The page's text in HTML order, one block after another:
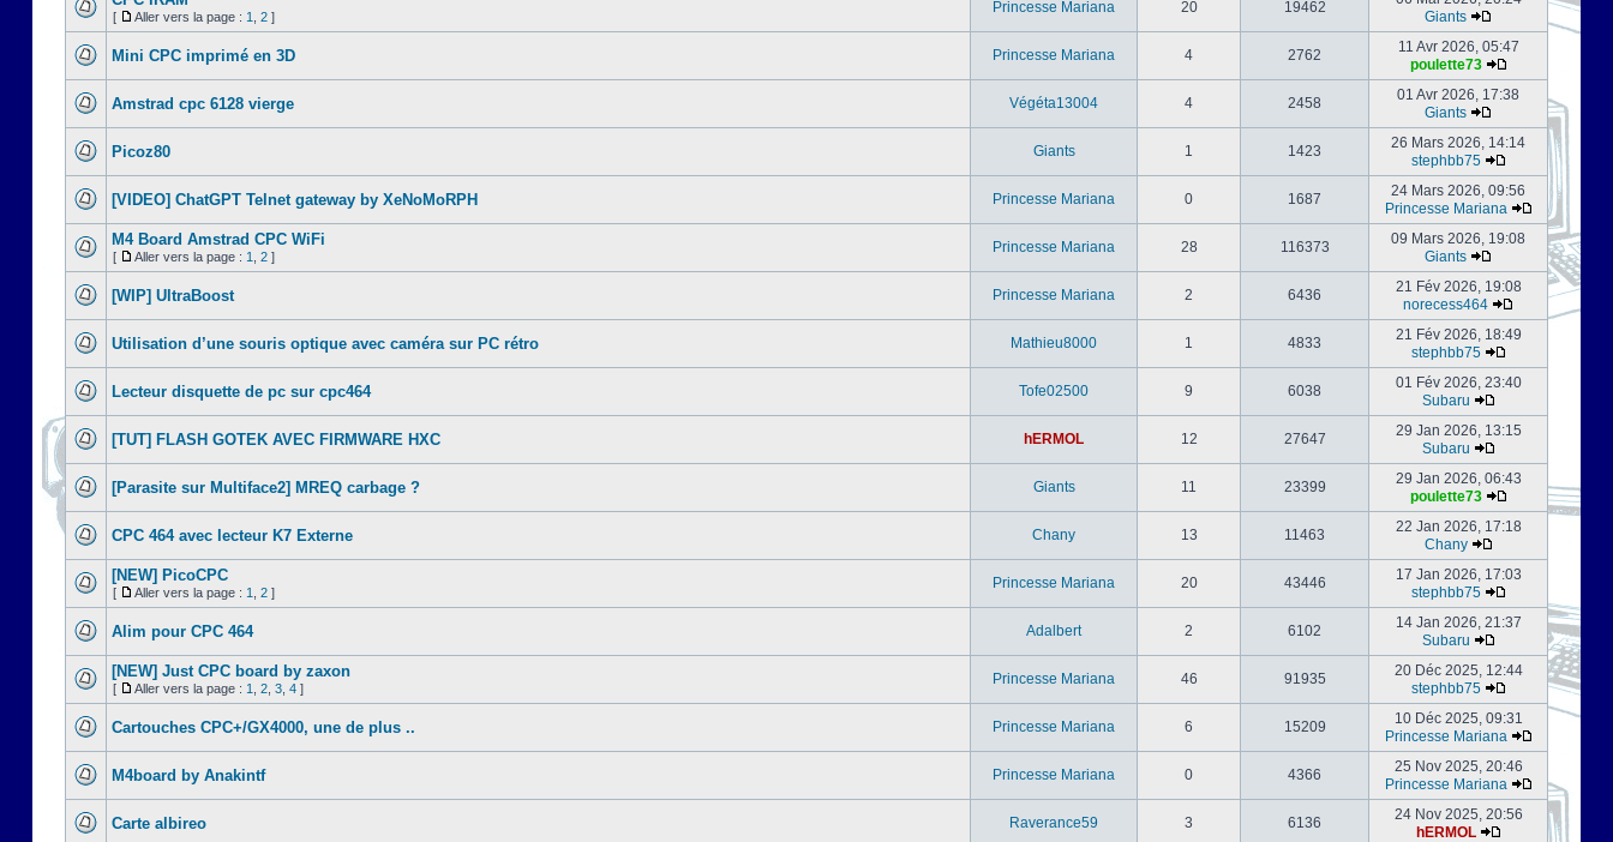
[ Aller vers la page : 1 2 ]
Princesse Mariana 20 19462
Giants
Mini CPC imprimé en 3D Princesse Mariana 4 2762
11 Avr 2026, 05:47
poulette73
Amstrad cpc 6128 vierge Végéta13004 4 2458
01 Avr 2026, 17:38
Giants
Picoz80 Giants 1 1423
26 Mars 2026, 14:14
stephbb75
[VIDEO] ChatGPT Telnet gateway by XeNoMoRPH Princesse Mariana 0 1687
24 Mars 2026, 09:56
Princesse Mariana
M4 Board Amstrad CPC WiFi
[ Aller vers la page : 1 2 ]
Princesse Mariana 28 116373
09 Mars 2026, 19:08
Giants
[WIP] UltraBoost Princesse Mariana 2 6436
21 Fév 2026, 19:08
norecess464
Utilisation d’une souris optique avec caméra sur PC rétro Mathieu8000 1 4833
21 Fév 2026, 18:49
stephbb75
Lecteur disquette de pc sur cpc464 Tofe02500 9 6038
01 Fév 2026, 23:40
Subaru
[TUT] FLASH GOTEK AVEC FIRMWARE HXC hERMOL 12 27647
29 Jan 2026, 13:15
Subaru
[Parasite sur Multiface2] MREQ carbage ? Giants 11 23399
29 Jan 2026, 06:43
poulette73
CPC 464 avec lecteur K7 Externe Chany 13 11463
22 Jan 2026, 17:18
Chany
[NEW] PicoCPC
[ Aller vers la page : 1 2 ]
Princesse Mariana 20 43446
17 Jan 2026, 17:03
stephbb75
Alim pour CPC 464 Adalbert 2 6102
14 Jan 2026, 21:37
Subaru
[NEW] Just CPC board by zaxon
[ Aller vers la page : 1 2 3 4 ]
Princesse Mariana 46 91935
20 Déc 2025, 12:44
stephbb75
Cartouches CPC+/GX4000, une de plus .. Princesse Mariana 6 15209
10 Déc 2025, 09:31
Princesse Mariana
M4board by Anakintf Princesse Mariana 0 4366
25 Nov 2025, 20:46
Princesse Mariana
Carte albireo Raverance59 3 6136
24 Nov 2025, 20:56
hERMOL